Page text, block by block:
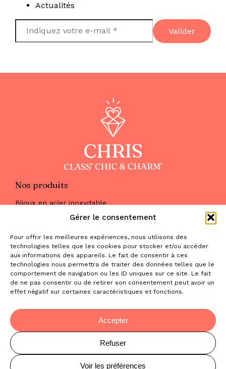
Gérer le consentement
Pour offrir les meilleures expériences, nous utilisons des
technologies telles que les cookies pour stocker et/ou accéder
aux informations des appareils. Le fait de consentir à ces
technologies nous permettra de traiter des données telles que le
comportement de navigation ou les ID uniques sur ce site. Le fait
de ne pas consentir ou de retirer son consentement peut avoir un
effet négatif sur certaines caractéristiques et fonctions.
Accepter
Refuser
Voir les préférences
Actualités
Nos produits
Bijoux en acier inoxydable
Maquillage
Parfums
Nous trouver
& nous contacter
2 place de la Liberté
31470 Saint-Lys
06 52 05 69 65
© Copyright Chris Class' Chic & Charm'